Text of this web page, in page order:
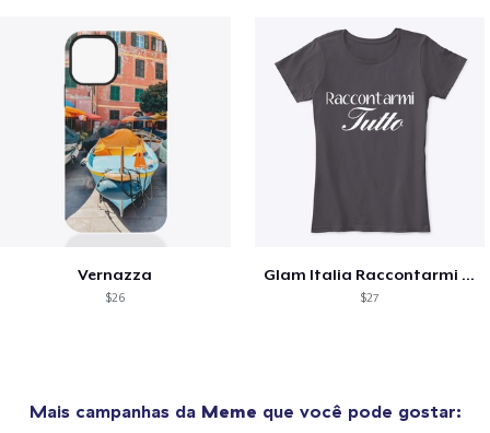
Vernazza
$26
Glam Italia Raccontarmi Tutto
$27
Mais campanhas da Meme que você pode gostar: